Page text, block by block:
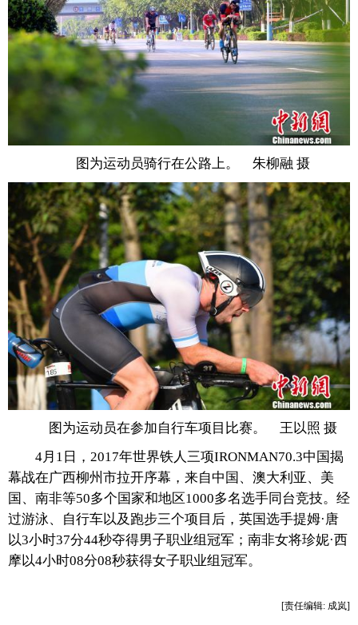
图为运动员骑行在公路上。 朱柳融 摄
图为运动员在参加自行车项目比赛。 王以照 摄
4月1日，2017年世界铁人三项IRONMAN70.3中国揭
幕战在广西柳州市拉开序幕，来自中国、澳大利亚、美
国、南非等50多个国家和地区1000多名选手同台竞技。经
过游泳、自行车以及跑步三个项目后，英国选手提姆·唐
以3小时37分44秒夺得男子职业组冠军；南非女将珍妮·西
摩以4小时08分08秒获得女子职业组冠军。
[责任编辑: 成岚]